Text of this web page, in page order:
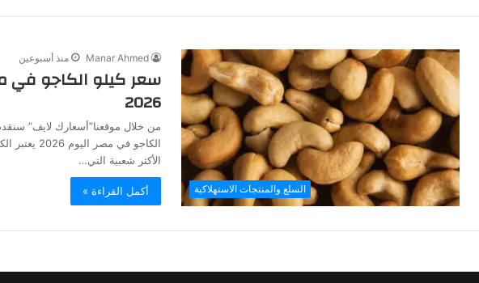
السلع والمنتجات الاستهلاكية
Manar Ahmed منذ أسبوعين
سعر كيلو الكاجو في
2026
من خلال موقعنا”أسعارك لايف”
الكاجو في مصر
الأكثر شعبية التي…
أكمل القراءة »